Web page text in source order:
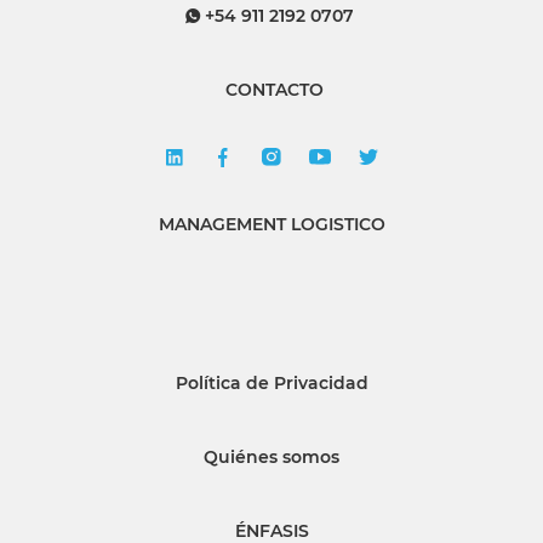
+54 911 2192 0707
CONTACTO
MANAGEMENT LOGISTICO
Política de Privacidad
Quiénes somos
ÉNFASIS